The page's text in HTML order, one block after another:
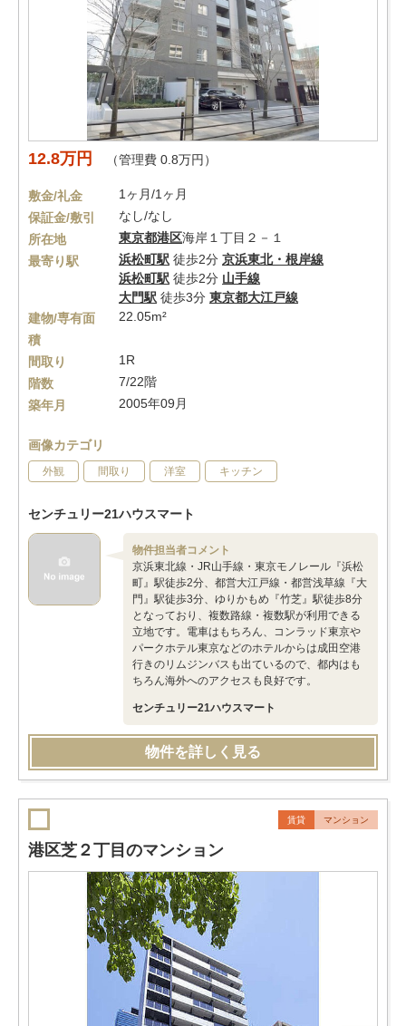
12.8万円 （管理費 0.8万円）
敷金/礼金
1ヶ月/1ヶ月
保証金/敷引
なし/なし
所在地
東京都港区海岸１丁目２－１
最寄り駅
浜松町駅 徒歩2分 京浜東北・根岸線
浜松町駅 徒歩2分 山手線
大門駅 徒歩3分 東京都大江戸線
建物/専有面
積
22.05m²
間取り
1R
階数
7/22階
築年月
2005年09月
画像カテゴリ
外観 間取り 洋室 キッチン
センチュリー21ハウスマート
物件担当者コメント
京浜東北線・JR山手線・東京モノレール『浜松
町』駅徒歩2分、都営大江戸線・都営浅草線『大
門』駅徒歩3分、ゆりかもめ『竹芝』駅徒歩8分
となっており、複数路線・複数駅が利用できる
立地です。電車はもちろん、コンラッド東京や
パークホテル東京などのホテルからは成田空港
行きのリムジンバスも出ているので、都内はも
ちろん海外へのアクセスも良好です。
センチュリー21ハウスマート
物件を詳しく見る
賃貸 マンション
港区芝２丁目のマンション